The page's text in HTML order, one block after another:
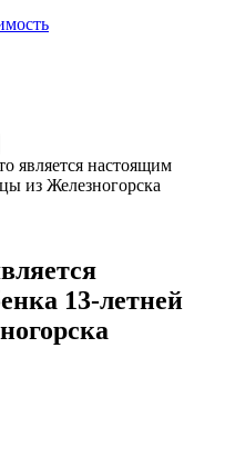
является настоящим
из Железногорска
13-летней